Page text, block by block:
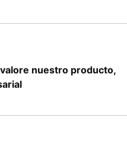
nuestro producto,